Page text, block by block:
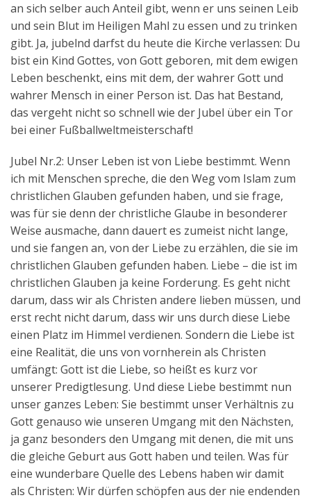
an sich selber auch Anteil gibt, wenn er uns seinen Leib
und sein Blut im Heiligen Mahl zu essen und zu trinken
gibt. Ja, jubelnd darfst du heute die Kirche verlassen: Du
bist ein Kind Gottes, von Gott geboren, mit dem ewigen
Leben beschenkt, eins mit dem, der wahrer Gott und
wahrer Mensch in einer Person ist. Das hat Bestand,
das vergeht nicht so schnell wie der Jubel über ein Tor
bei einer Fußballweltmeisterschaft!
Jubel Nr.2: Unser Leben ist von Liebe bestimmt. Wenn
ich mit Menschen spreche, die den Weg vom Islam zum
christlichen Glauben gefunden haben, und sie frage,
was für sie denn der christliche Glaube in besonderer
Weise ausmache, dann dauert es zumeist nicht lange,
und sie fangen an, von der Liebe zu erzählen, die sie im
christlichen Glauben gefunden haben. Liebe – die ist im
christlichen Glauben ja keine Forderung. Es geht nicht
darum, dass wir als Christen andere lieben müssen, und
erst recht nicht darum, dass wir uns durch diese Liebe
einen Platz im Himmel verdienen. Sondern die Liebe ist
eine Realität, die uns von vornherein als Christen
umfängt: Gott ist die Liebe, so heißt es kurz vor
unserer Predigtlesung. Und diese Liebe bestimmt nun
unser ganzes Leben: Sie bestimmt unser Verhältnis zu
Gott genauso wie unseren Umgang mit den Nächsten,
ja ganz besonders den Umgang mit denen, die mit uns
die gleiche Geburt aus Gott haben und teilen. Was für
eine wunderbare Quelle des Lebens haben wir damit
als Christen: Wir dürfen schöpfen aus der nie endenden